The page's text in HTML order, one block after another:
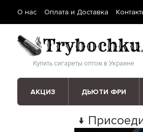
О нас Оплата и Доставка
Купить сигареты оптом в Украине
АКЦИЗ ДЬЮТИ ФРИ
↓